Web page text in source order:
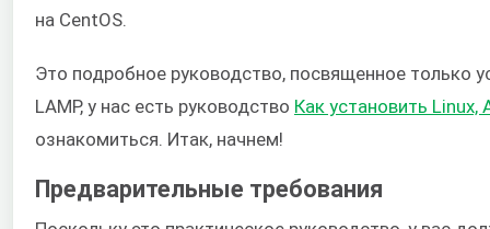
на CentOS.
Это подробное руководство, посвященное только
LAMP, у нас есть руководство Как установить Linux,
ознакомиться. Итак, начнем!
Предварительные требования